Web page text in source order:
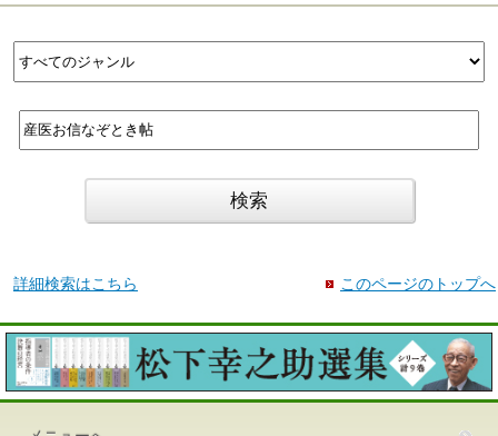
詳細検索はこちら このページのトップへ